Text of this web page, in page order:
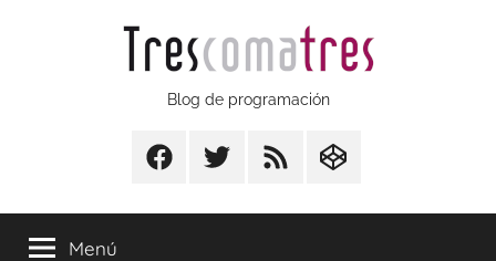
Trescomatres
Blog de programación
FacebookTwitter RSS CodepenIO
Menú